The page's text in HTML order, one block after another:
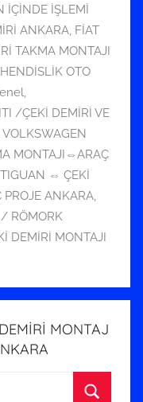
İÇİNDE İŞLEMİ
ANKARA, FİAT
TAKMA MONTAJI
OTO
,
/ÇEKİ DEMİRİ VE
VOLKSWAGEN
MONTAJI⇔ARAÇ
⇔ ÇEKİ
ANKARA,
RÖMORK
DEMİRİ MONTAJI
MONTAJ